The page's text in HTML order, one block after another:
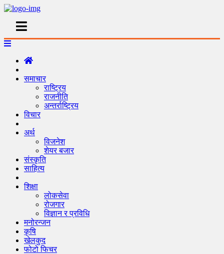
समाचार
राष्ट्रिय
राजनीति
अन्तर्राष्ट्रिय
विचार
अर्थ
विजनेश
शेयर बजार
संस्कृति
साहित्य
शिक्षा
लोकसेवा
रोजगार
विज्ञान र प्रविधि
मनोरन्जन
कृषि
खेलकुद
फोटो फिचर